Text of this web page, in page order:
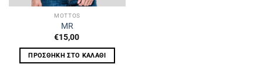
MOTTOS
MR
€15,00
ΠΡΟΣΘΉΚΗ ΣΤΟ ΚΑΛΆΘΙ